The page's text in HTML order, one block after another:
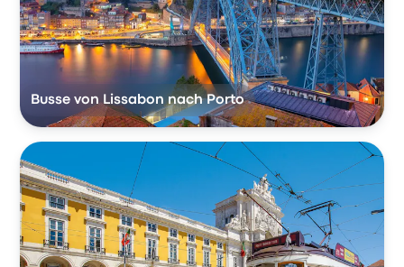
Busse von Lissabon nach Porto